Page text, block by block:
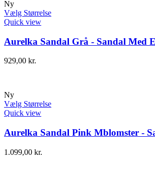
Ny
Vælg Størrelse
Quick view
Aurelka Sandal Grå - Sandal Med
929,00 kr.
Ny
Vælg Størrelse
Quick view
Aurelka Sandal Pink Mblomster -
1.099,00 kr.